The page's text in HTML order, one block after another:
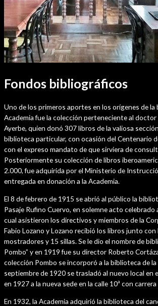
Fondos bibliográficos
Uno de los primeros aportes en los orígenes de la
Academia fue la colección perteneciente al doctor
Ayerbe, quien donó 307 libros de la valiosa
biblioteca particular, con ocasión del Centenario
con el expreso mandato de que sirviera de
Posteriormente su colección de libros
2.000, fue adquirida por el Ministerio de
entregada en donación a la Academia.
El 8 de febrero de 1915 se abrió al público la
Pasaje Rufino Cuervo, en solemne acto celebrado
cual asistieron los directivos y miembros de la
Fabio Lozano y Lozano recibió los libros junto
mostradores y 15 sillas. Se le dio el nombre de
Pombo” y en 1919 fue su director Roberto
colección Pombo se incorporó a la biblioteca de la
septiembre de 1920 se trasladó al nuevo local en
en 1927 a la nueva sede en la calle 10ª con carrera
En 1932, la Academia adquirió la biblioteca del